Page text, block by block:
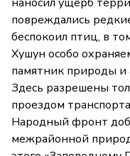
повреждались
беспокоил птиц, в
Хушун особо
памятник природы и
Здесь разрешены
проездом
Народный фронт
межрайонной